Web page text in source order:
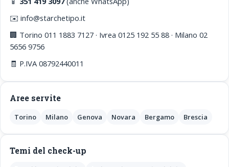
✉️ info@starchetipo.it
🏢 Torino 011 1883 7127 · Ivrea 0125 192 55 88 · Milano 02
5656 9756
🧾 P.IVA 08792440011
Aree servite
Torino Milano Genova Novara Bergamo Brescia
Temi del check-up